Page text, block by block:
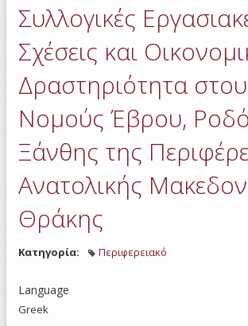
Συλλογικές
Σχέσεις και
Δραστηριότητα
Νομούς Έβρου,
Ξάνθης της
Ανατολικής
Θράκης
Κατηγορία: Περιφερειακό
Language
Greek